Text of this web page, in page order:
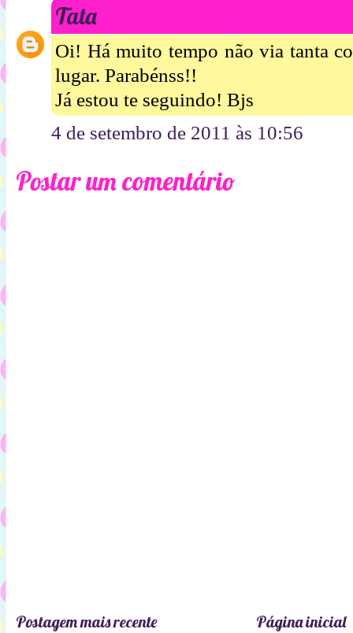
Tata
Oi! Há muito tempo não via tanta
lugar. Parabénss!!
Já estou te seguindo! Bjs
4 de setembro de 2011 às 10:56
Postar um comentário
Postagem mais recente Página inicial